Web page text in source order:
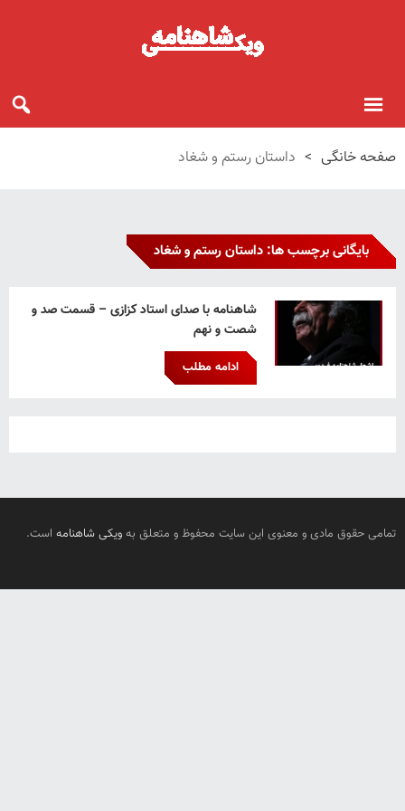
صفحه خانگی > داستان رستم و شغاد
بایگانی برچسب ها: داستان رستم و شغاد
شاهنامه با صدای استاد کزازی – قسمت صد و
شصت و نهم
ادامه مطلب
تمامی حقوق مادی و معنوی این سایت محفوظ و متعلق به ویکی شاهنامه است.